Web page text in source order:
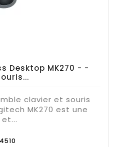
Desktop MK270 - -
clavier et souris
MK270 est une